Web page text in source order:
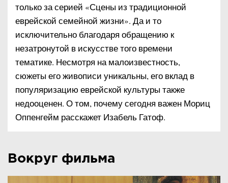
только за серией «Сцены из традиционной
еврейской семейной жизни». Да и то
исключительно благодаря обращению к
незатронутой в искусстве того времени
тематике. Несмотря на малоизвестность,
сюжеты его живописи уникальны, его вклад в
популяризацию еврейской культуры также
недооценен. О том, почему сегодня важен Мориц
Оппенгейм расскажет Изабель Гатоф.
Вокруг фильма